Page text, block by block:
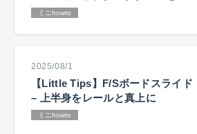
き方が鍵
ミニhowto
2025/08/1
【Little Tips】F/Sボードスライド
– 上半身をレールと真上に
ミニhowto